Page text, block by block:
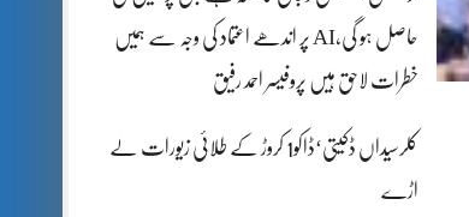
حاصل ہو گی،AI پر اندھے اعتماد کی وجہ سے ہمیں
خطرات لاحق ہیں پروفیسر احمد رفیق
کلرسیداں ڈکیتی‘ڈاکو1 کروڑ کے طلائی زیورات لے
اڑے